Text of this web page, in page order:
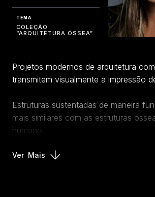
TEMA
COLEÇÃO
“ARQUITETURA ÓSSEA”
Projetos modernos de arquitetura
transmitem visualmente a impressão
Estruturas sustentadas de maneira
mais similares com as estruturas
humano.
Ver Mais